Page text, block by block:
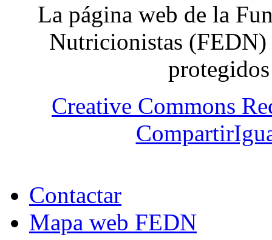
La página web de la
Nutricionistas (FEDN)
Creative Commons
Contactar
Mapa web FEDN